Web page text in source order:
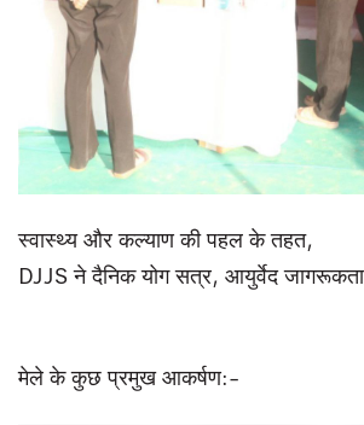
स्वास्थ्य और कल्याण की पहल के तहत,
DJJS ने दैनिक योग सत्र, आयुर्वेद
मेले के कुछ प्रमुख आकर्षण:-